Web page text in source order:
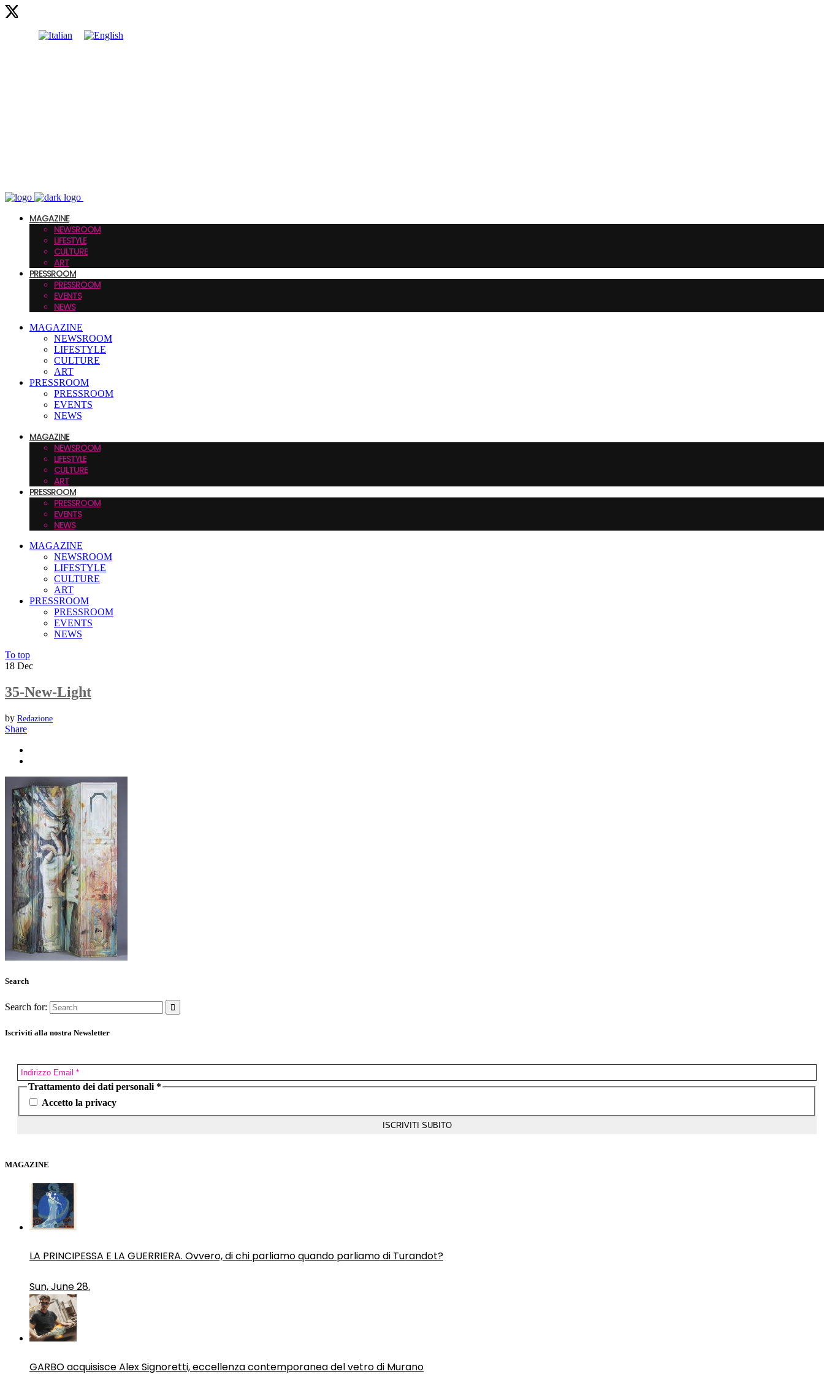
MAGAZINE
NEWSROOM
LIFESTYLE
CULTURE
ART
PRESSROOM
PRESSROOM
EVENTS
NEWS
MAGAZINE
NEWSROOM
LIFESTYLE
CULTURE
ART
PRESSROOM
PRESSROOM
EVENTS
NEWS
MAGAZINE
NEWSROOM
LIFESTYLE
CULTURE
ART
PRESSROOM
PRESSROOM
EVENTS
NEWS
MAGAZINE
NEWSROOM
LIFESTYLE
CULTURE
ART
PRESSROOM
PRESSROOM
EVENTS
NEWS
To top
18 Dec
35-New-Light
by Redazione
Share
Search
Search for:
Iscriviti alla nostra Newsletter
Trattamento dei dati personali *
Accetto la privacy
MAGAZINE
LA PRINCIPESSA E LA GUERRIERA. Ovvero, di chi parliamo quando parliamo di Turandot?
Sun, June 28.
GARBO acquisisce Alex Signoretti, eccellenza contemporanea del vetro di Murano